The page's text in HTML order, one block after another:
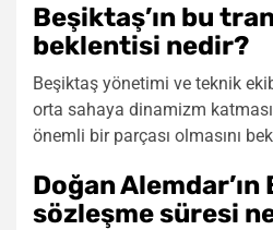
Beşiktaş’ın bu
beklentisi nedir?
Beşiktaş yönetimi ve teknik
orta sahaya dinamizm
önemli bir parçası olmasını
Doğan
sözleşme süresi